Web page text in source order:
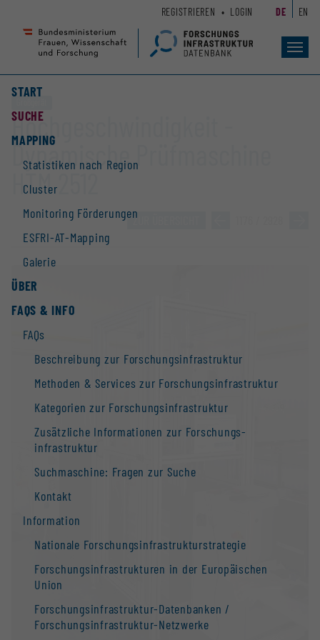
Seiteninhalt
Accesskey
Hauptnavigation
Accesskey
START
SUCHE
MAPPING
Statistiken nach Region
Cluster
Monitoring Förderungen
ESFRI-AT-Mapping
Galerie
ÜBER
FAQS & INFO
FAQs
Beschreibung zur Forschungs­infrastruktur
Methoden & Services zur Forschungs­infrastruktur
Kategorien zur Forschungs­infrastruktur
Zusätzliche Informationen zur Forschungs­
infrastruktur
Suchmaschine: Fragen zur Suche
Kontakt
Information
Nationale Forschungs­infrastruktur­strategie
Forschungs­infrastrukturen in der Europäischen
Union
Forschungs­infrastruktur-Datenbanken /
Forschungs­infrastruktur-Netzwerke
REGISTRIEREN LOGIN DE EN
Hochgeschwindigkeit -
Dynamische Prüfmaschine
HTM 2512
ZUR ÜBERSICHT